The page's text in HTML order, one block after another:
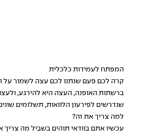
המפתח לעמידות כלכלית
קרה לכם פעם שנתנו לכם עצה לשמור על
ברשתות האופנה, העצה היא להירגע,
שנדרשים לפירעון הלוואות, תשלומים
למה צריך את זה?
עכשיו אתם בוודאי תוהים בשביל מה צריך